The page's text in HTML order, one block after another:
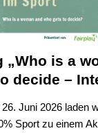
„Who is a
decide –
Juni 2026 laden
Sport zu einem